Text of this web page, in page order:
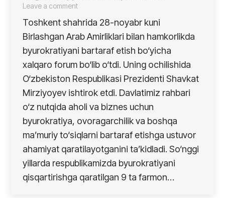
Leave a comment
Toshkent shahrida 28-noyabr kuni
Birlashgan Arab Amirliklari bilan hamkorlikda
byurokratiyani bartaraf etish bo‘yicha
xalqaro forum bo‘lib o‘tdi. Uning ochilishida
O‘zbekiston Respublikasi Prezidenti Shavkat
Mirziyoyev ishtirok etdi. Davlatimiz rahbari
o‘z nutqida aholi va biznes uchun
byurokratiya, ovoragarchilik va boshqa
ma’muriy to‘siqlarni bartaraf etishga ustuvor
ahamiyat qaratilayotganini ta’kidladi. So‘nggi
yillarda respublikamizda byurokratiyani
qisqartirishga qaratilgan 9 ta farmon…